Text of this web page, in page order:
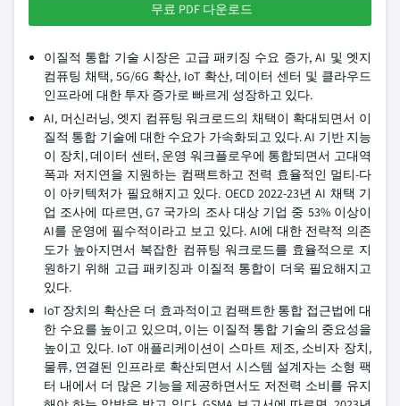
무료 PDF 다운로드
이질적 통합 기술 시장은 고급 패키징 수요 증가, AI 및 엣지
컴퓨팅 채택, 5G/6G 확산, IoT 확산, 데이터 센터 및 클라우드
인프라에 대한 투자 증가로 빠르게 성장하고 있다.
AI, 머신러닝, 엣지 컴퓨팅 워크로드의 채택이 확대되면서 이
질적 통합 기술에 대한 수요가 가속화되고 있다. AI 기반 지능
이 장치, 데이터 센터, 운영 워크플로우에 통합되면서 고대역
폭과 저지연을 지원하는 컴팩트하고 전력 효율적인 멀티-다
이 아키텍처가 필요해지고 있다. OECD 2022-23년 AI 채택 기
업 조사에 따르면, G7 국가의 조사 대상 기업 중 53% 이상이
AI를 운영에 필수적이라고 보고 있다. AI에 대한 전략적 의존
도가 높아지면서 복잡한 컴퓨팅 워크로드를 효율적으로 지
원하기 위해 고급 패키징과 이질적 통합이 더욱 필요해지고
있다.
IoT 장치의 확산은 더 효과적이고 컴팩트한 통합 접근법에 대
한 수요를 높이고 있으며, 이는 이질적 통합 기술의 중요성을
높이고 있다. IoT 애플리케이션이 스마트 제조, 소비자 장치,
물류, 연결된 인프라로 확산되면서 시스템 설계자는 소형 팩
터 내에서 더 많은 기능을 제공하면서도 저전력 소비를 유지